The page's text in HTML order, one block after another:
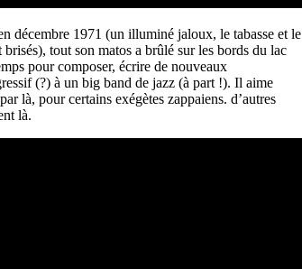
décembre 1971 (un illuminé jaloux, le tabasse et le
tout son matos a brûlé sur les bords du lac
pour composer, écrire de nouveaux
(?) à un big band de jazz (à part !). Il aime
là, pour certains exégètes zappaiens. d’autres
là.